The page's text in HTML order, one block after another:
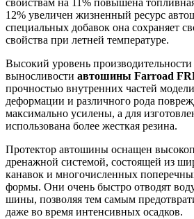
свойствам на 11% повышена
12% увеличен жизненный ресурс
специальных добавок она сохраняет
свойства при летней температуре.
Высокий уровень производительности
выносливости автошины Farroad
прочностью внутренних частей
деформации и различного рода
максимально усилены, а для
использована более жесткая резина.
Протектор автошины оснащен
дренажной системой, состоящей из
канавок и многочисленных
формы. Они очень быстро отводят
шины, позволяя тем самым
даже во время интенсивных осадков.